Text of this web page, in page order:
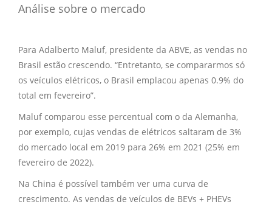
Análise sobre o mercado
Para Adalberto Maluf, presidente da ABVE, as vendas no
Brasil estão crescendo. “Entretanto, se compararmos só
os veículos elétricos, o Brasil emplacou apenas 0.9% do
total em fevereiro”.
Maluf comparou esse percentual com o da Alemanha,
por exemplo, cujas vendas de elétricos saltaram de 3%
do mercado local em 2019 para 26% em 2021 (25% em
fevereiro de 2022).
Na China é possível também ver uma curva de
crescimento. As vendas de veículos de BEVs + PHEVs